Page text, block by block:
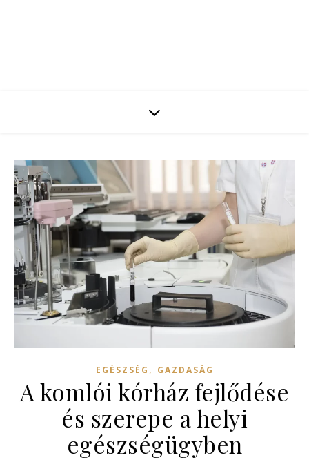
EGÉSZSÉG , GAZDASÁG
A komlói kórház fejlődése
és szerepe a helyi
egészségügyben